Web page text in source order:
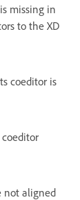
missing in
to the XD
coeditor is
coeditor
not aligned